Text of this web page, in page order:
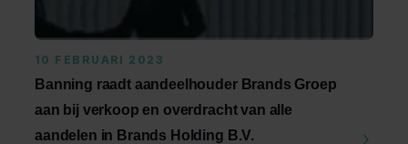
10 FEBRUARI 2023
Banning raadt aandeelhouder Brands Groep
aan bij verkoop en overdracht van alle
aandelen in Brands Holding B.V.